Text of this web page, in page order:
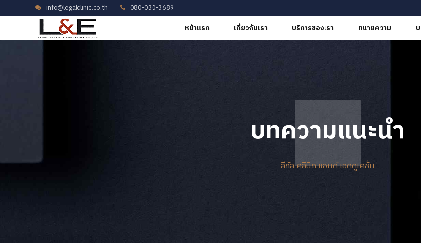
info@legalclinic.co.th 080-030-3689
หน้าแรก เกี่ยวกับเรา บริการของเรา ทนายความ
บทความแนะนำ
ลีกัล คลินิก แอนด์ เอดดูเคชั่น